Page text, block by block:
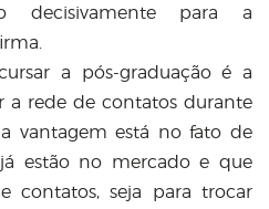
decisivamente para a
a pós-graduação é a
a rede de contatos durante
vantagem está no fato de
estão no mercado e que
contatos, seja para trocar